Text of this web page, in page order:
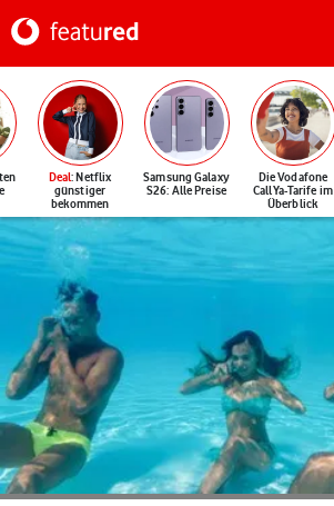
Deal: Netflix
günstiger
bekommen
Samsung Galaxy
S26: Alle Preise
Die Vodafone
CallYa-Tarife im
Überblick